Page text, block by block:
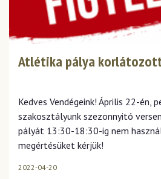
Atlétika pálya
Kedves Vendégeink! Április 22-én,
szakosztályunk szezonnyitó
pályát 13:30-18:30-ig nem
megértésüket kérjük!
2022-04-20